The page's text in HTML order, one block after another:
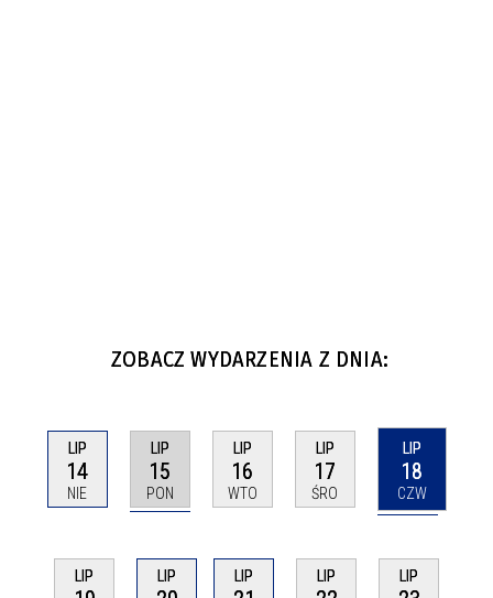
ZOBACZ WYDARZENIA Z DNIA:
LIP
14
NIE
LIP
15
PON
LIP
16
WTO
LIP
17
ŚRO
LIP
18
CZW
LIP LIP LIP LIP LIP